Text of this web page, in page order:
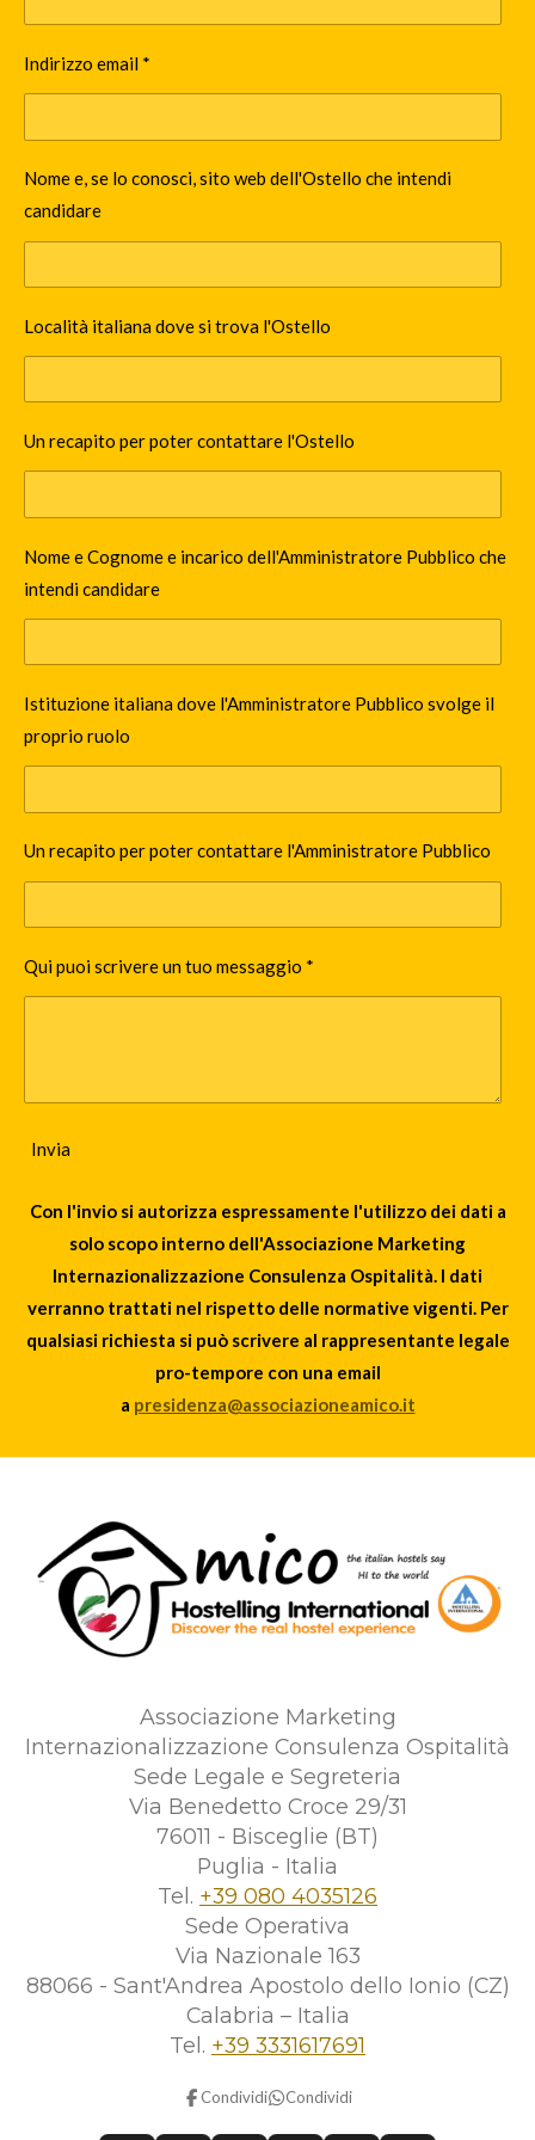
Indirizzo email *
Nome e, se lo conosci, sito web dell'Ostello che intendi
candidare
Località italiana dove si trova l'Ostello
Un recapito per poter contattare l'Ostello
Nome e Cognome e incarico dell'Amministratore Pubblico che
intendi candidare
Istituzione italiana dove l'Amministratore Pubblico svolge il
proprio ruolo
Un recapito per poter contattare l'Amministratore Pubblico
Qui puoi scrivere un tuo messaggio *
Invia
Con l'invio si autorizza espressamente l'utilizzo dei dati a
solo scopo interno dell'Associazione Marketing
Internazionalizzazione Consulenza Ospitalità. I dati
verranno trattati nel rispetto delle normative vigenti. Per
qualsiasi richiesta si può scrivere al rappresentante legale
pro-tempore con una email
a presidenza@associazioneamico.it
Associazione Marketing
Internazionalizzazione Consulenza Ospitalità
Sede Legale e Segreteria
Via Benedetto Croce 29/31
76011 - Bisceglie (BT)
Puglia - Italia
Tel. +39 080 4035126
Sede Operativa
Via Nazionale 163
88066 - Sant'Andrea Apostolo dello Ionio (CZ)
Calabria – Italia
Tel. +39 3331617691
Condividi Condividi